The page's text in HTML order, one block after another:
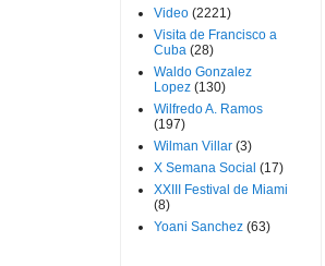
Video (2221)
Visita de Francisco a
Cuba (28)
Waldo Gonzalez
Lopez (130)
Wilfredo A. Ramos
(197)
Wilman Villar (3)
X Semana Social (17)
XXIII Festival de Miami
(8)
Yoani Sanchez (63)